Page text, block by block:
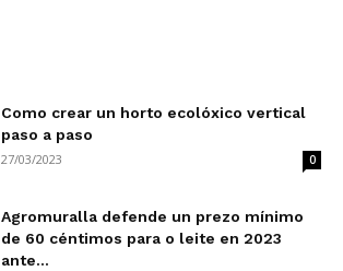
Como crear un horto ecolóxico vertical
paso a paso
27/03/2023 0
Agromuralla defende un prezo mínimo
de 60 céntimos para o leite en 2023
ante...